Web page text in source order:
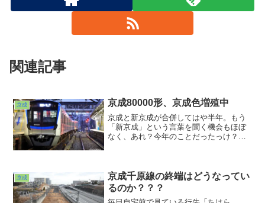
関連記事
京成 京成80000形、京成色増殖中
京成と新京成が合併してはや半年。もう
「新京成」という言葉を聞く機会もほぼ
なく、あれ？今年のことだったっけ？と
ると、まだまだ移行期間なんだ、と気付
かされます。
京成
京成千原線の終端はどうなってい
るのか？？？